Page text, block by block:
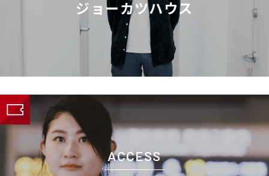
ジョーカツハウス
ACCESS